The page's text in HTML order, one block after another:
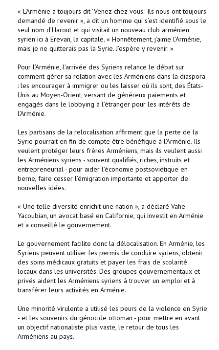
« L'Arménie a toujours dit 'Venez chez vous.' Ils nous ont toujours
demandé de revenir », a dit un homme qui s’est identifié sous le
seul nom d’Harout et qui visitait un nouveau club arménien
syrien ici à Erevan, la capitale. « Honnêtement, j’aime l’Arménie,
mais je ne quitterais pas la Syrie. J’espère y revenir. »
Pour l’Arménie, l’arrivée des Syriens relance le débat sur
comment gérer sa relation avec les Arméniens dans la diaspora
: les encourager à immigrer ou les laisser où ils sont, des États-
Unis au Moyen-Orient, versant de généreux paiements et
engagés dans le lobbying à l’étranger pour les intérêts de
l’Arménie.
Les partisans de la relocalisation affirment que la perte de la
Syrie pourrait en fin de compte être bénéfique à l’Arménie. Ils
veulent protéger leurs frères Arméniens, mais ils veulent aussi
les Arméniens syriens - souvent qualifiés, riches, instruits et
entrepreneurial - pour aider l’économie postsoviétique en
berne, faire cesser l’émigration importante et apporter de
nouvelles idées.
« Une telle diversité enrichit une nation », a déclaré Vahe
Yacoubian, un avocat basé en Californie, qui investit en Arménie
et a conseillé le gouvernement.
Le gouvernement facilite donc la délocalisation. En Arménie, les
Syriens peuvent utiliser les permis de conduire syriens, obtenir
des soins médicaux gratuits et payer les frais de scolarité
locaux dans les universités. Des groupes gouvernementaux et
privés aident les Arméniens syriens à trouver un emploi et à
transférer leurs activités en Arménie.
Une minorité virulente a utilisé les peurs de la violence en Syrie
- et les souvenirs du génocide ottoman - pour mettre en avant
un objectif nationaliste plus vaste, le retour de tous les
Arméniens au pays.